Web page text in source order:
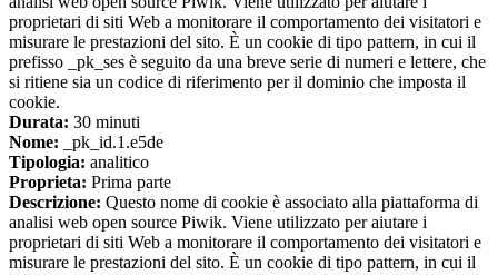
proprietari di siti Web a monitorare il comportamento dei visitatori e
misurare le prestazioni del sito. È un cookie di tipo pattern, in cui il
prefisso _pk_ses è seguito da una breve serie di numeri e lettere, che
si ritiene sia un codice di riferimento per il dominio che imposta il
cookie.
Durata: 30 minuti
Nome: _pk_id.1.e5de
Tipologia: analitico
Proprieta: Prima parte
Descrizione: Questo nome di cookie è associato alla piattaforma di
analisi web open source Piwik. Viene utilizzato per aiutare i
proprietari di siti Web a monitorare il comportamento dei visitatori e
misurare le prestazioni del sito. È un cookie di tipo pattern, in cui il